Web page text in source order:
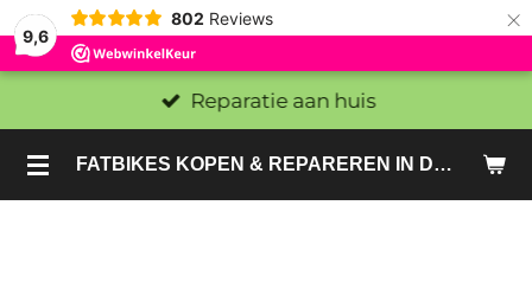
9,6
802 Reviews ×
FATBIKES KOPEN & REPAREREN IN DEN HAAG EN ZOETERMEER - SACHE BIKES
Reparatie aan huis